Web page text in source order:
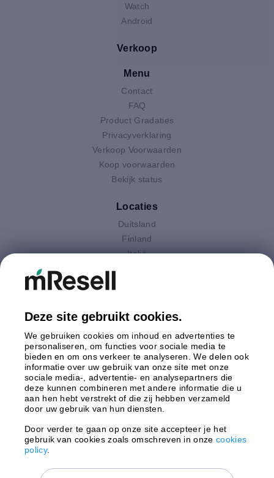
Watch
Android
Verkoop
Menu
Contact
FAQ
Product Gradaties
Privacyverklaring
Verkoop Voorwaarden
Koop voorwaarden
Bekijk status
Locaties
Duitsland
Finland
Italië
Spanje
Zweden
Betaling
Deze site gebruikt cookies.
We gebruiken cookies om inhoud en advertenties te
personaliseren, om functies voor sociale media te
bieden en om ons verkeer te analyseren. We delen ook
informatie over uw gebruik van onze site met onze
sociale media-, advertentie- en analysepartners die
deze kunnen combineren met andere informatie die u
aan hen hebt verstrekt of die zij hebben verzameld
door uw gebruik van hun diensten.
Door verder te gaan op onze site accepteer je het
gebruik van cookies zoals omschreven in onze cookies
policy.